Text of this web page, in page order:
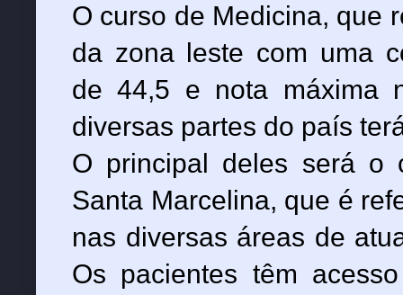
O curso de Medicina, que
da zona leste com uma
de 44,5 e nota máxima
diversas partes do país
O principal deles será o
Santa Marcelina, que é
nas diversas áreas de
Os pacientes têm